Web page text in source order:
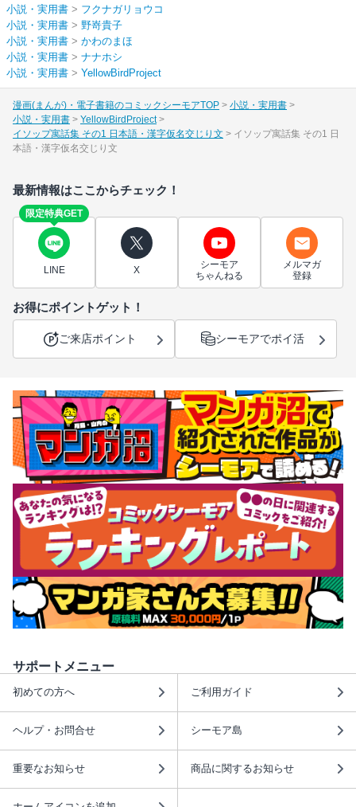
小説・実用書 > フクナガリョウコ
小説・実用書 > 野嵜貴子
小説・実用書 > かわのまほ
小説・実用書 > ナナホシ
小説・実用書 > YellowBirdProject
漫画(まんが)・電子書籍のコミックシーモアTOP
小説・実用書
小説・実用書
YellowBirdProject
イソップ寓話集 その1 日本語・漢字仮名交じり文
イソップ寓話集 その1 日
本語・漢字仮名交じり文
最新情報はここからチェック！
限定特典GET
LINE X
シーモア
ちゃんねる
メルマガ
登録
お得にポイントゲット！
ご来店ポイント シーモアでポイ活
サポートメニュー
初めての方へ ご利用ガイド
ヘルプ・お問合せ シーモア島
重要なお知らせ 商品に関するお知らせ